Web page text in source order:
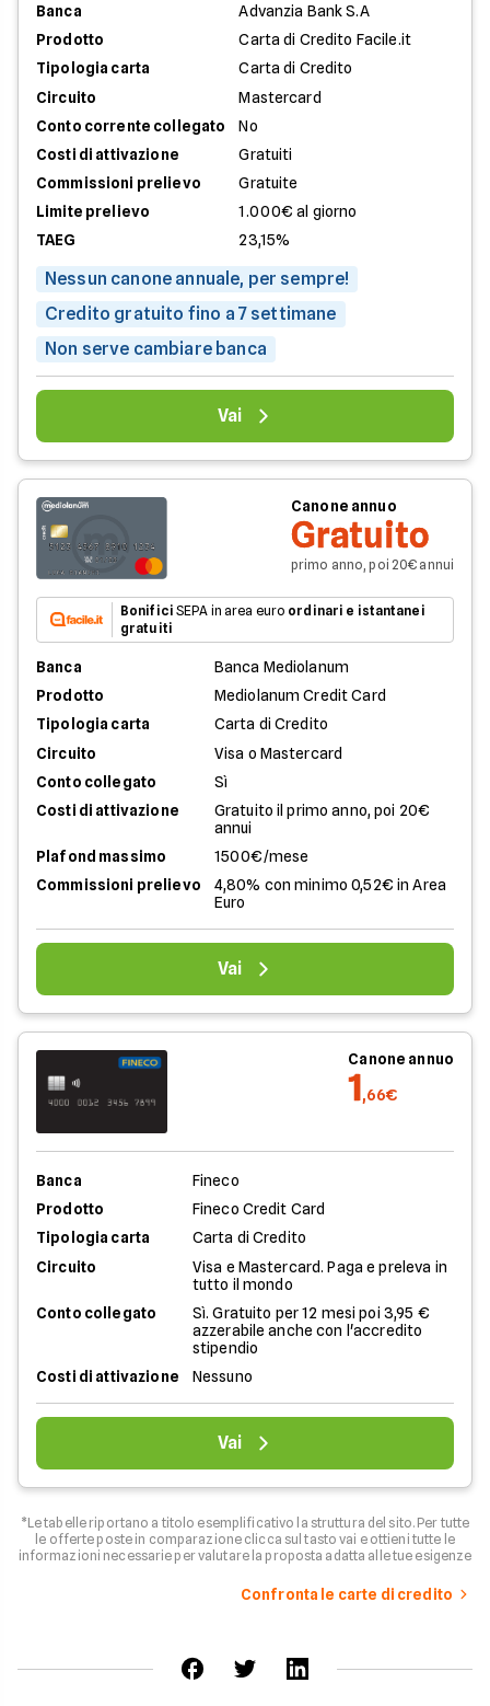
Banca
Advanzia Bank S.A
Prodotto
Carta di Credito Facile.it
Tipologia carta
Carta di Credito
Circuito
Mastercard
Conto corrente collegato
No
Costi di attivazione
Gratuiti
Commissioni prelievo
Gratuite
Limite prelievo
1.000€ al giorno
TAEG
23,15%
Nessun canone annuale, per sempre!
Credito gratuito fino a 7 settimane
Non serve cambiare banca
Vai
Canone annuo
Gratuito
primo anno, poi 20€ annui
Bonifici SEPA in area euro ordinari e istantanei
gratuiti
Banca
Banca Mediolanum
Prodotto
Mediolanum Credit Card
Tipologia carta
Carta di Credito
Circuito
Visa o Mastercard
Conto collegato
Sì
Costi di attivazione
Gratuito il primo anno, poi 20€
annui
Plafond massimo
1500€/mese
Commissioni prelievo
4,80% con minimo 0,52€ in Area
Euro
Vai
Canone annuo
1,66€
Banca
Fineco
Prodotto
Fineco Credit Card
Tipologia carta
Carta di Credito
Circuito
Visa e Mastercard. Paga e preleva in
tutto il mondo
Conto collegato
Sì. Gratuito per 12 mesi poi 3,95 €
azzerabile anche con l'accredito
stipendio
Costi di attivazione
Nessuno
Vai
*Le tabelle riportano a titolo esemplificativo la struttura del sito. Per tutte
le offerte poste in comparazione clicca sul tasto vai e ottieni tutte le
informazioni necessarie per valutare la proposta adatta alle tue esigenze
Confronta le carte di credito